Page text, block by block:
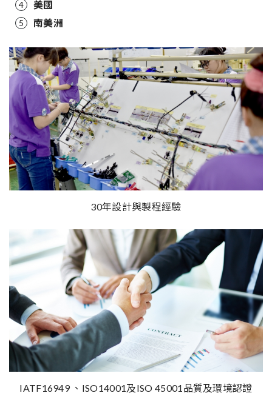
4 美國
5 南美洲
30年設計與製程經驗
IATF16949 、ISO14001及ISO 45001品質及環境認證